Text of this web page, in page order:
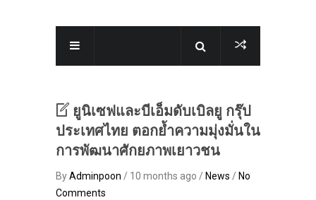
ยูนิเซฟและบีเอ็มดับเบิลยู กรุ๊ป
ประเทศไทย ตอกย้ำความมุ่งมั่นใน
การพัฒนาศักยภาพเยาวชน
ByAdminpoon / 10 months ago / News / No
Comments